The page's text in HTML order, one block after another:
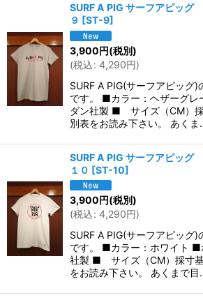
SURF A PIG サーフアピッ
９ [ST-9]
3,900円(税別)
(税込: 4,290円)
SURF A PIG(サーフアピッグ)
です。 ■カラー：ヘザーグ
ダン社製 ■ サイズ（CM）
別表をお読み下さい。 あく
SURF A PIG サーフアピッ
１０ [ST-10]
3,900円(税別)
(税込: 4,290円)
SURF A PIG(サーフアピッグ)
です。 ■カラー：ホワイト ■
社製 ■ サイズ（CM）採寸
をお読み下さい。 あくまで